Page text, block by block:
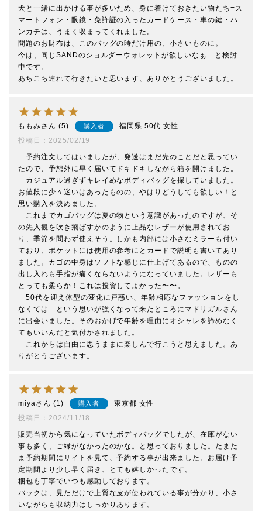
犬と一緒に出かける事が多いため、身に着けておきたい物たち=ス
マートフォン・眼鏡・免許証の入ったカードケース・車の鍵・ハ
ンカチは、うまく収まってくれました。
問題のお財布は、このバッグの時だけ用の、小さいものに。
今は、同じSANDのショルダーウォレットが欲しいなぁ…と検討
中です。
あちこち連れて行きたいと思います、ありがとうございました。
ももみ 5 購入者 福岡県 50代 女性
投稿日
2025/02/19
予約注文してはいましたが、発送はまだ先のことだと思ってい
たので、予想外に早く届いてドキドキしながら箱を開けました。
カジュアル過ぎずキレイめなボディバッグを探していました。
お値段に少々迷いはあったものの、やはりどうしても欲しい！と
思い購入を決めました。
これまでカゴバッグは夏の物という意識があったのですが、そ
の先入観を吹き飛ばすかのように上品なレザーが使用されてお
り、季節を問わず使えそう。しかも内部には小さなミラーも付い
ており、ポケットには使用の参考にとカードで説明も書いてあり
ました。カゴの中身はソフトな感じに仕上げてあるので、ものの
出し入れも手指が痛くならないようになっていました。レザーも
とっても柔らか！これは投資してよかった〜〜。
50代を迎え体型の変化に戸惑い、年齢相応なファッションをし
なくては…という思いが強くなって来たところにマドリガルさん
に出会いました。そのおかげで年齢を理由にオシャレを諦めなく
てもいいんだと気付かされました。
これからは自由に思うままに楽しんで行こうと思えました。あ
りがとうございます。
miya 1 購入者 東京都 女性
投稿日
2024/11/18
販売当初から気になっていたボディバッグでしたが、在庫がない
事も多く、ご縁がなかったのかな。と思っておりました。たまた
ま予約期間にサイトを見て、予約する事が出来ました。お届け予
定期間より少し早く届き、とても嬉しかったです。
梱包も丁寧でいつも感動しております。
バックは、見ただけで上質な皮が使われている事が分かり、小さ
いながらも収納力はしっかりあります。